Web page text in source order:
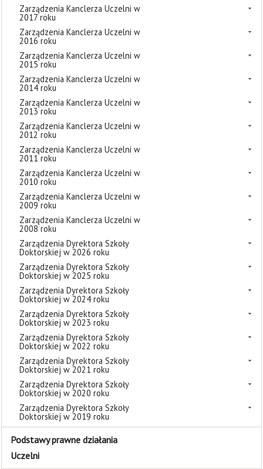
Zarządzenia Kanclerza Uczelni w
2017 roku
Zarządzenia Kanclerza Uczelni w
2016 roku
Zarządzenia Kanclerza Uczelni w
2015 roku
Zarządzenia Kanclerza Uczelni w
2014 roku
Zarządzenia Kanclerza Uczelni w
2013 roku
Zarządzenia Kanclerza Uczelni w
2012 roku
Zarządzenia Kanclerza Uczelni w
2011 roku
Zarządzenia Kanclerza Uczelni w
2010 roku
Zarządzenia Kanclerza Uczelni w
2009 roku
Zarządzenia Kanclerza Uczelni w
2008 roku
Zarządzenia Dyrektora Szkoły
Doktorskiej w 2026 roku
Zarządzenia Dyrektora Szkoły
Doktorskiej w 2025 roku
Zarządzenia Dyrektora Szkoły
Doktorskiej w 2024 roku
Zarządzenia Dyrektora Szkoły
Doktorskiej w 2023 roku
Zarządzenia Dyrektora Szkoły
Doktorskiej w 2022 roku
Zarządzenia Dyrektora Szkoły
Doktorskiej w 2021 roku
Zarządzenia Dyrektora Szkoły
Doktorskiej w 2020 roku
Zarządzenia Dyrektora Szkoły
Doktorskiej w 2019 roku
Podstawy prawne działania
Uczelni